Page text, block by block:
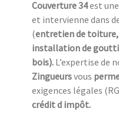
Couverture 34est une
et intervienne dans
(entretien de toiture,
installation de
bois). L’expertise de
Zingueursvous
exigences légales
crédit d impôt.